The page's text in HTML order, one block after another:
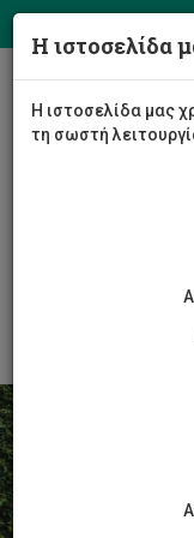
Προφίλ
Η ιστοσελίδα
Η ιστοσελίδα μας
τη σωστή